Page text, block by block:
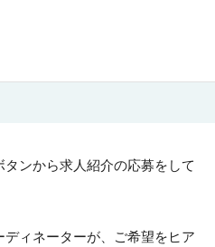
タンから求人紹介の応募をして
ィネーターが、ご希望をヒア